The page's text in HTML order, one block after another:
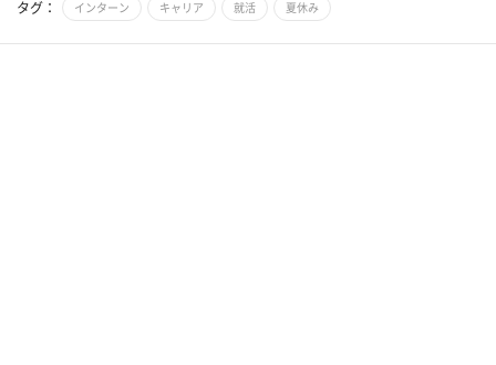
タグ： インターン キャリア 就活 夏休み